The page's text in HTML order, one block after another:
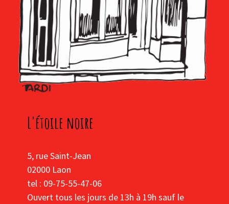
L'étoile noire
5, rue Saint-Jean
02000 Laon
tel : 09-75-55-47-06
Ouvert tous les jours de 13h à 19h sauf le